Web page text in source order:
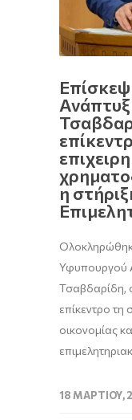
η
Υφυπουργού
Τσαβδαρίδη,
επίκεντρο τη
οικονομίας
18 ΜΑΡΤΊΟΥ,